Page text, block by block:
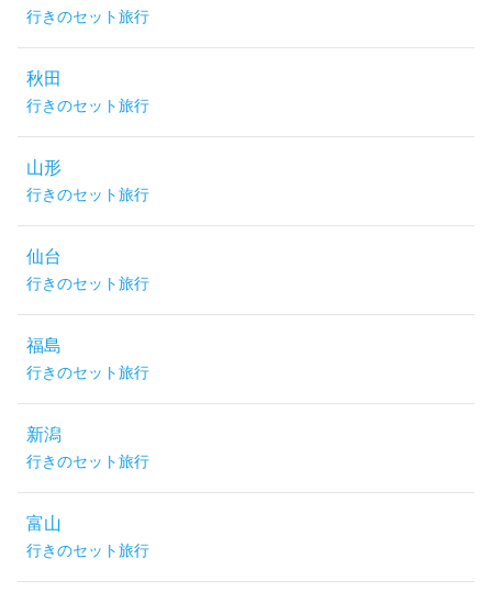
行きのセット旅行
秋田
行きのセット旅行
山形
行きのセット旅行
仙台
行きのセット旅行
福島
行きのセット旅行
新潟
行きのセット旅行
富山
行きのセット旅行